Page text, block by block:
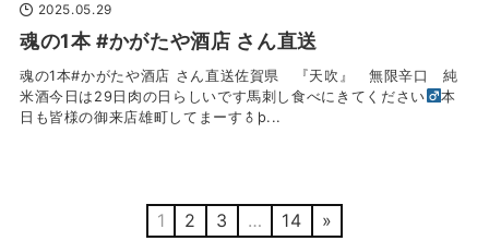
2025.05.29
魂の1本 #かがたや酒店 さん直送
魂の1本#かがたや酒店 さん直送佐賀県 『天吹』 無限辛口 純
米酒今日は29日肉の日らしいです馬刺し食べにきてください‍
本
日も皆様の御来店雄町してまーす‍♂þ...
1 2 3 … 14 »